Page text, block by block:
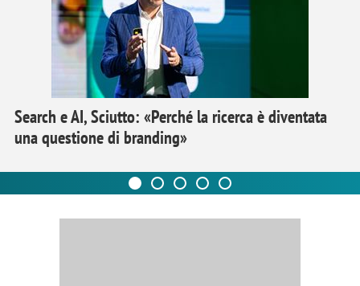
Search e AI, Sciutto: «Perché la ricerca è diventata
una questione di branding»